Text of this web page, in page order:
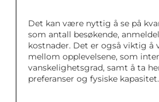
Det kan være nyttig å se på
som antall besøkende,
kostnader. Det er også viktig å
mellom opplevelsene, som
vanskelighetsgrad, samt å ta
preferanser og fysiske kapasitet.